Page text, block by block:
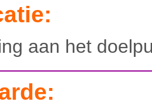
aan het